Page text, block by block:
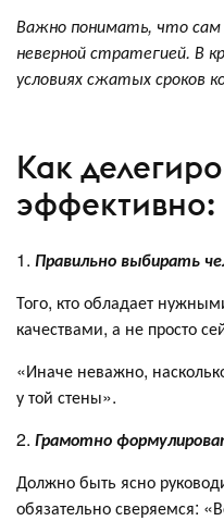
Важно понимать, что сам
неверной стратегией. В
условиях сжатых сроков
Как
эффективно:
1. Правильно выбирать
Того, кто обладает
качествами, а не просто
«Иначе неважно,
у той стены».
2. Грамотно
Должно быть ясно
обязательно сверяемся: